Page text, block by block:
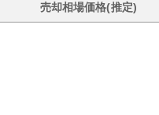
売却相場価格(推定)